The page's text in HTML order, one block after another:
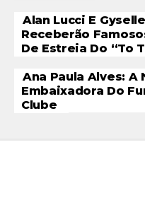
Alan Lucci E
Receberão
De Estreia Do “To
Ana Paula Alves: A
Embaixadora Do
Clube